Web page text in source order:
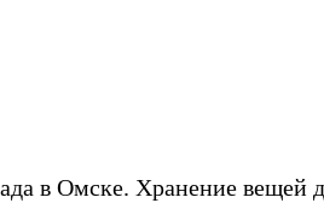
в Омске. Хранение вещей